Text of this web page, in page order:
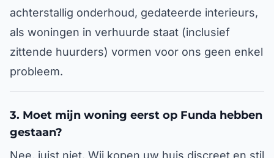
achterstallig onderhoud, gedateerde interieurs,
als woningen in verhuurde staat (inclusief
zittende huurders) vormen voor ons geen enkel
probleem.
3. Moet mijn woning eerst op Funda hebben
gestaan?
Nee, juist niet. Wij kopen uw huis discreet en stil